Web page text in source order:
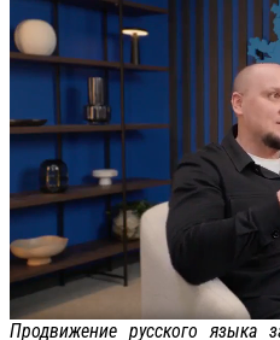
Продвижение русского